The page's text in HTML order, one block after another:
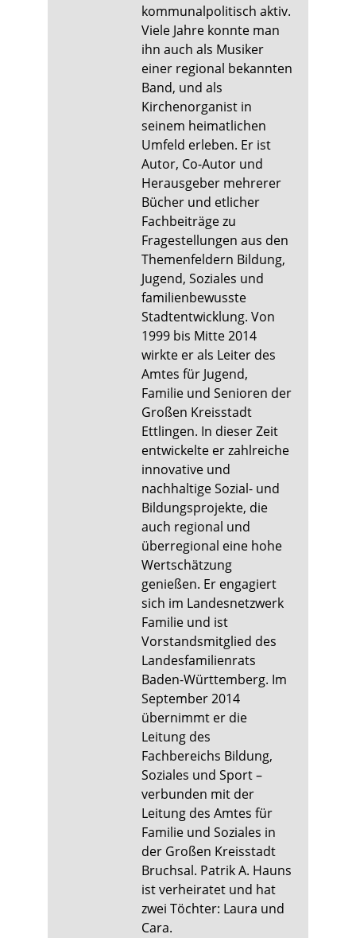
kommunalpolitisch aktiv.
Viele Jahre konnte man
ihn auch als Musiker
einer regional bekannten
Band, und als
Kirchenorganist in
seinem heimatlichen
Umfeld erleben. Er ist
Autor, Co-Autor und
Herausgeber mehrerer
Bücher und etlicher
Fachbeiträge zu
Fragestellungen aus den
Themenfeldern Bildung,
Jugend, Soziales und
familienbewusste
Stadtentwicklung. Von
1999 bis Mitte 2014
wirkte er als Leiter des
Amtes für Jugend,
Familie und Senioren der
Großen Kreisstadt
Ettlingen. In dieser Zeit
entwickelte er zahlreiche
innovative und
nachhaltige Sozial- und
Bildungsprojekte, die
auch regional und
überregional eine hohe
Wertschätzung
genießen. Er engagiert
sich im Landesnetzwerk
Familie und ist
Vorstandsmitglied des
Landesfamilienrats
Baden-Württemberg. Im
September 2014
übernimmt er die
Leitung des
Fachbereichs Bildung,
Soziales und Sport –
verbunden mit der
Leitung des Amtes für
Familie und Soziales in
der Großen Kreisstadt
Bruchsal. Patrik A. Hauns
ist verheiratet und hat
zwei Töchter: Laura und
Cara.